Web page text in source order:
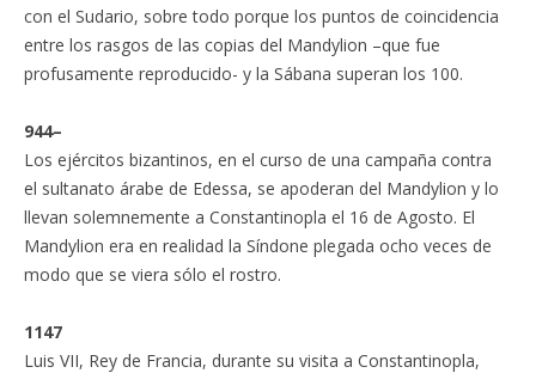
con el Sudario, sobre todo porque los puntos de coincidencia
entre los rasgos de las copias del Mandylion –que fue
profusamente reproducido- y la Sábana superan los 100.
944–
Los ejércitos bizantinos, en el curso de una campaña contra
el sultanato árabe de Edessa, se apoderan del Mandylion y lo
llevan solemnemente a Constantinopla el 16 de Agosto. El
Mandylion era en realidad la Síndone plegada ocho veces de
modo que se viera sólo el rostro.
1147
Luis VII, Rey de Francia, durante su visita a Constantinopla,